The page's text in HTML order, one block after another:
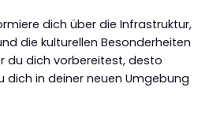
dich über die Infrastruktur,
die kulturellen Besonderheiten
du dich vorbereitest, desto
dich in deiner neuen Umgebung